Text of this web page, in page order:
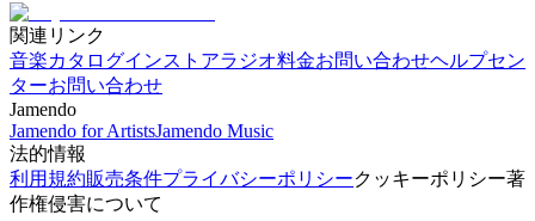
関連リンク
音楽カタログインストアラジオ料金お問い合わせヘルプセン
ターお問い合わせ
Jamendo
Jamendo for ArtistsJamendo Music
法的情報
利用規約販売条件プライバシーポリシークッキーポリシー著
作権侵害について